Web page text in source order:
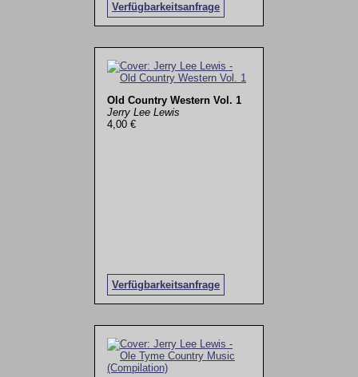
Verfügbarkeitsanfrage
Old Country Western Vol. 1
Jerry Lee Lewis
4,00 €
Verfügbarkeitsanfrage